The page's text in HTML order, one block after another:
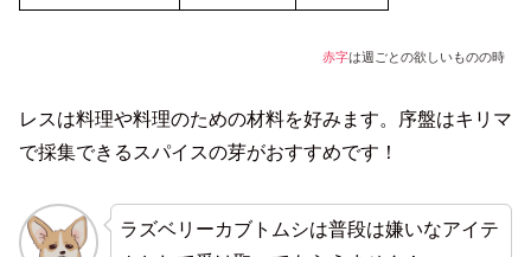
赤字は週ごとの欲しいものの時
レスは料理や料理のための材料を好みます。序盤はキリマ
で採集できるスパイスの芽がおすすめです！
ラズベリーカブトムシは普段は嫌いなアイテ